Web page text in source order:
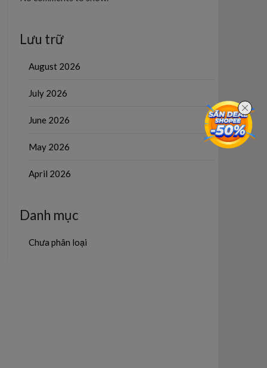
Lưu trữ
August 2026
July 2026
June 2026
May 2026
April 2026
Danh mục
Chưa phân loại